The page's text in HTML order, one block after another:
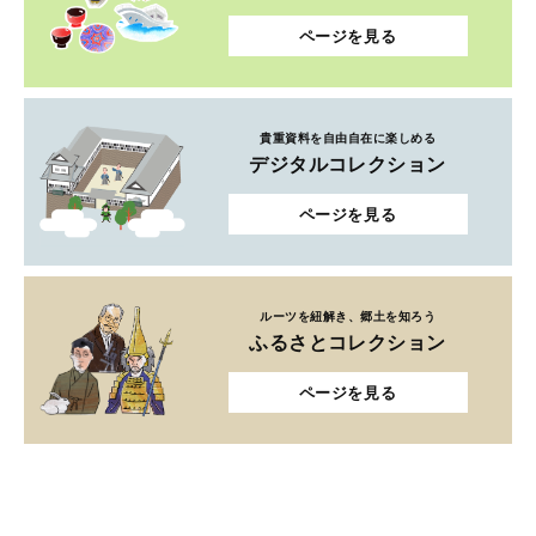
ページを見る
貴重資料を自由自在に楽しめる
デジタルコレクション
ページを見る
ルーツを紐解き、郷土を知ろう
ふるさとコレクション
ページを見る